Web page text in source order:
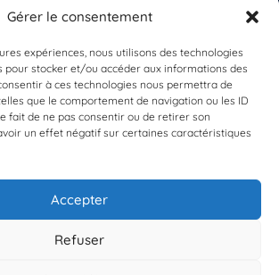
Gérer le consentement
expériences, nous utilisons des technologies
pour stocker et/ou accéder aux informations des
à ces technologies nous permettra de
que le comportement de navigation ou les ID
fait de ne pas consentir ou de retirer son
un effet négatif sur certaines caractéristiques
Accepter
Refuser
À propos de BioLit
Vos données d'observation
Ressources
Résultats du programme
Contacts
À LA NEWSLETTER